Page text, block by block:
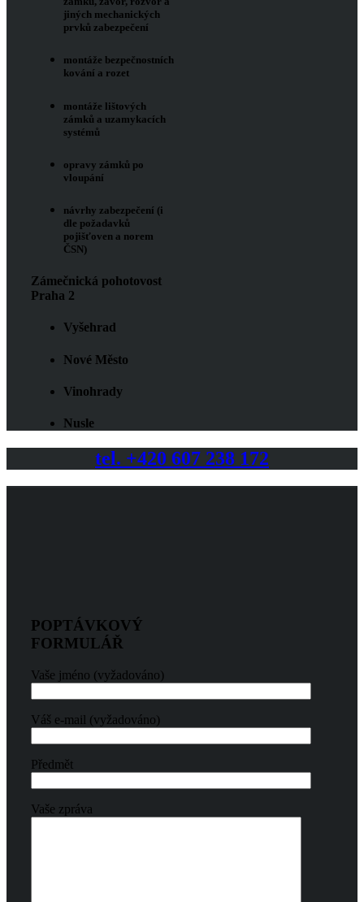
jiných mechanických
prvků zabezpečení
montáže bezpečnostních
kování a rozet
montáže lištových
zámků a uzamykacích
systémů
opravy zámků po
vloupání
návrhy zabezpečení (i
dle požadavků
pojišťoven a norem
ČSN)
Zámečnická pohotovost
Praha 2
Vyšehrad
Nové Město
Vinohrady
Nusle
tel. +420 607 238 172
POPTÁVKOVÝ
FORMULÁŘ
Vaše jméno (vyžadováno)
Váš e-mail (vyžadováno)
Předmět
Vaše zpráva